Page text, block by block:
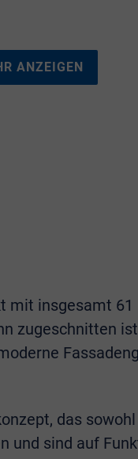
ANZEIGEN
mit insgesamt
zugeschnitten
das
und sind auf